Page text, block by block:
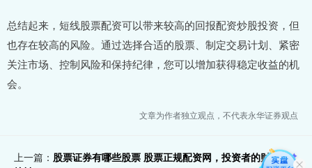
总结起来，短线股票配资可以带来较高的回报配资炒股投资，但
也存在较高的风险。通过选择合适的股票、制定交易计划、紧密
关注市场、控制风险和保持纪律，您可以增加获得稳定收益的机
会。
文章为作者独立观点，不代表永华证券观点
上一篇： 股票证券有哪些股票 股票正规配资网，投资者的财富守